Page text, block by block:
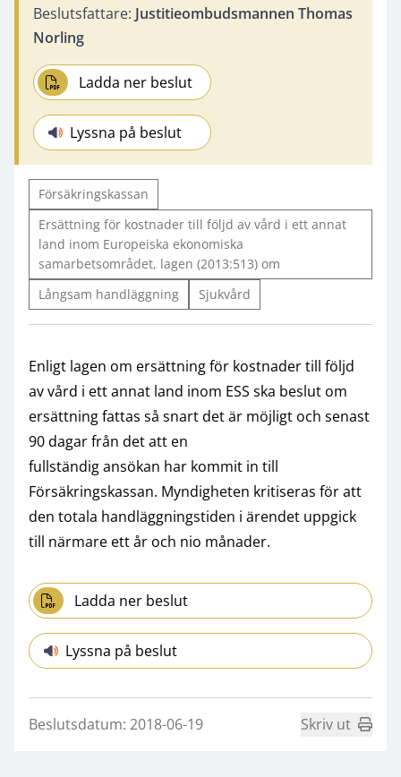
Beslutsfattare: Justitieombudsmannen Thomas
Norling
Ladda ner beslut
Lyssna på beslut
Försäkringskassan
Ersättning för kostnader till följd av vård i ett annat
land inom Europeiska ekonomiska
samarbetsområdet, lagen (2013:513) om
Långsam handläggning
Sjukvård
Enligt lagen om ersättning för kostnader till följd
av vård i ett annat land inom ESS ska beslut om
ersättning fattas så snart det är möjligt och senast
90 dagar från det att en
fullständig ansökan har kommit in till
Försäkringskassan. Myndigheten kritiseras för att
den totala handläggningstiden i ärendet uppgick
till närmare ett år och nio månader.
Ladda ner beslut
Lyssna på beslut
Beslutsdatum: 2018-06-19 Skriv ut